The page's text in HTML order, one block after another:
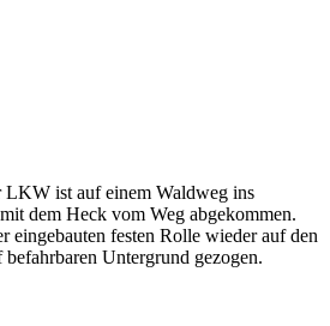
ist auf einem Waldweg ins
dem Heck vom Weg abgekommen.
eingebauten festen Rolle wieder auf den
Untergrund gezogen.